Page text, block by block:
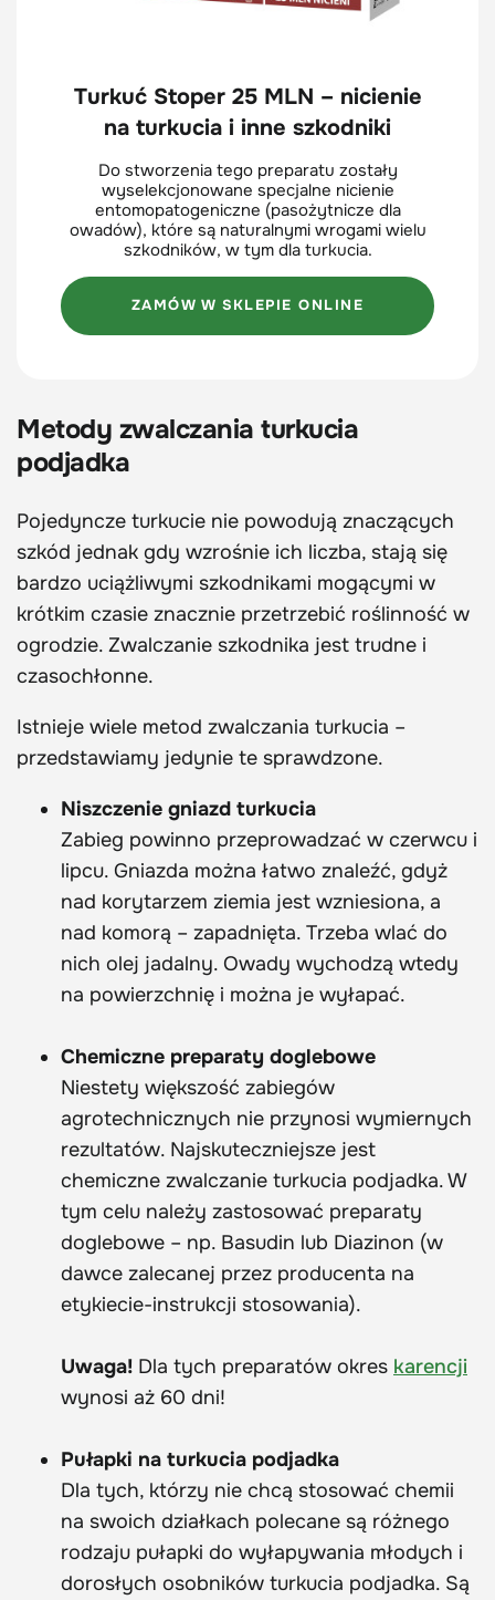
Turkuć Stoper 25 MLN – nicienie
na turkucia i inne szkodniki
Do stworzenia tego preparatu zostały
wyselekcjonowane specjalne nicienie
entomopatogeniczne (pasożytnicze dla
owadów), które są naturalnymi wrogami wielu
szkodników, w tym dla turkucia.
ZAMÓW W SKLEPIE ONLINE
Metody zwalczania turkucia
podjadka
Pojedyncze turkucie nie powodują znaczących
szkód jednak gdy wzrośnie ich liczba, stają się
bardzo uciążliwymi szkodnikami mogącymi w
krótkim czasie znacznie przetrzebić roślinność w
ogrodzie. Zwalczanie szkodnika jest trudne i
czasochłonne.
Istnieje wiele metod zwalczania turkucia –
przedstawiamy jedynie te sprawdzone.
Niszczenie gniazd turkucia
Zabieg powinno przeprowadzać w czerwcu i
lipcu. Gniazda można łatwo znaleźć, gdyż
nad korytarzem ziemia jest wzniesiona, a
nad komorą – zapadnięta. Trzeba wlać do
nich olej jadalny. Owady wychodzą wtedy
na powierzchnię i można je wyłapać.
Chemiczne preparaty doglebowe
Niestety większość zabiegów
agrotechnicznych nie przynosi wymiernych
rezultatów. Najskuteczniejsze jest
chemiczne zwalczanie turkucia podjadka. W
tym celu należy zastosować preparaty
doglebowe – np. Basudin lub Diazinon (w
dawce zalecanej przez producenta na
etykiecie-instrukcji stosowania).
Uwaga! Dla tych preparatów okres karencji
wynosi aż 60 dni!
Pułapki na turkucia podjadka
Dla tych, którzy nie chcą stosować chemii
na swoich działkach polecane są różnego
rodzaju pułapki do wyłapywania młodych i
dorosłych osobników turkucia podjadka. Są